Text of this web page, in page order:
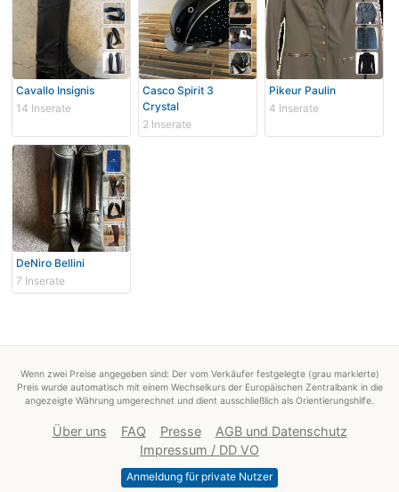
Cavallo Insignis
14 Inserate
Casco Spirit 3
Crystal
2 Inserate
Pikeur Paulin
4 Inserate
DeNiro Bellini
7 Inserate
Wenn zwei Preise angegeben sind: Der vom Verkäufer festgelegte (grau markierte)
Preis wurde automatisch mit einem Wechselkurs der Europäischen Zentralbank in die
angezeigte Währung umgerechnet und dient ausschließlich als Orientierungshilfe.
Über uns FAQ Presse
AGB und Datenschutz
Impressum / DD VO
Anmeldung für private Nutzer